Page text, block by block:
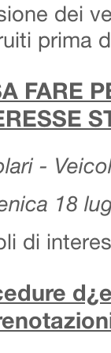
dei
prima
FARE
-
18
di